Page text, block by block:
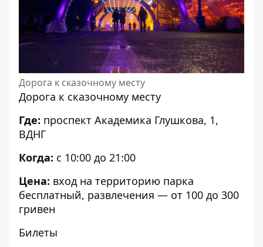
Дорога к сказочному месту
Дорога к сказочному месту
Где: проспект Академика Глушкова, 1,
ВДНГ
Когда: с 10:00 до 21:00
Цена: вход на территорию парка
бесплатный, развлечения — от 100 до 300
гривен
Билеты